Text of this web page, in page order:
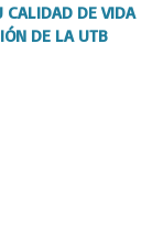
CALIDAD DE VIDA
DE LA UTB